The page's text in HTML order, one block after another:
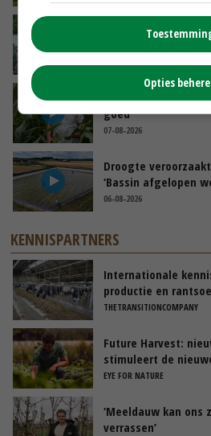
Oekraïne-vlogger
de ambassade mag
Limburgse mais
goed
07-08-2026
Droogte
‘Bassin afgelopen
06-08-2026
KENNISPARTNERS
Internationale
productie en
THETRANSITIONCOMPANY
Future Harvest:
stimuleert de
Nederland
EYE FOR NATURE
‘Meeldauw kan ons
verrassen’
Opties